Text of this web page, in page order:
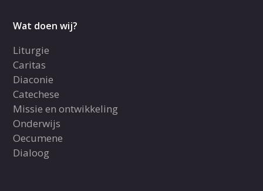
Wat doen wij?
Liturgie
Caritas
Diaconie
Catechese
Missie en ontwikkeling
Onderwijs
Oecumene
Dialoog